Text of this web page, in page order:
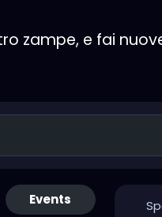
zampe, e fai
Events